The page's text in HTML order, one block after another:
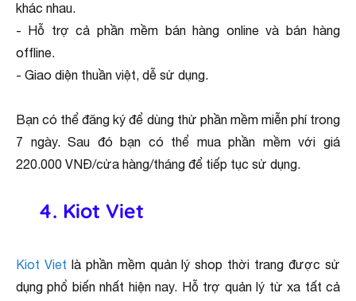
khác nhau.
- Hỗ trợ cả phần mềm bán hàng online và bán hàng
offline.
- Giao diện thuần việt, dễ sử dụng.
Bạn có thể đăng ký để dùng thử phần mềm miễn phí trong
7 ngày. Sau đó bạn có thể mua phần mềm với giá
220.000 VNĐ/cửa hàng/tháng để tiếp tục sử dụng.
4. Kiot Viet
Kiot Viet là phần mềm quản lý shop thời trang được sử
dụng phổ biến nhất hiện nay. Hỗ trợ quản lý từ xa tất cả